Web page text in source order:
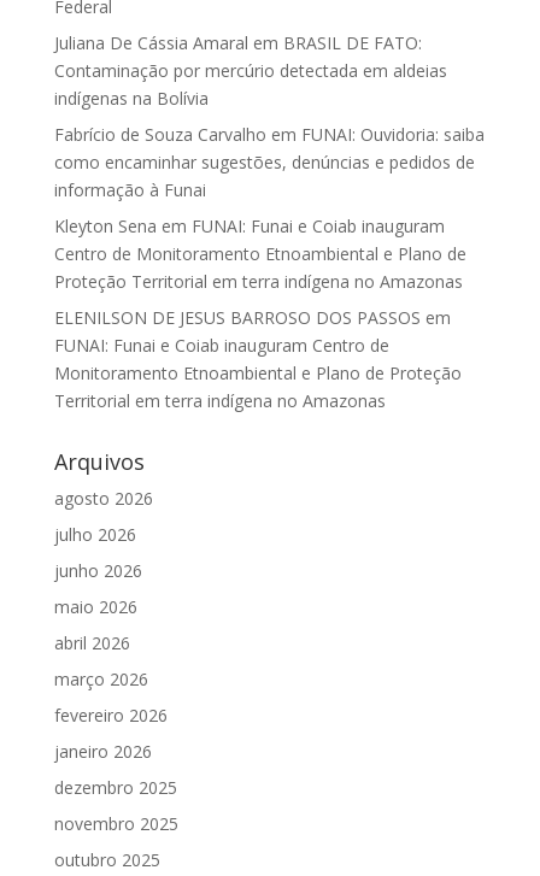
Federal
Juliana De Cássia Amaral em BRASIL DE FATO:
Contaminação por mercúrio detectada em aldeias
indígenas na Bolívia
Fabrício de Souza Carvalho em FUNAI: Ouvidoria: saiba
como encaminhar sugestões, denúncias e pedidos de
informação à Funai
Kleyton Sena em FUNAI: Funai e Coiab inauguram
Centro de Monitoramento Etnoambiental e Plano de
Proteção Territorial em terra indígena no Amazonas
ELENILSON DE JESUS BARROSO DOS PASSOS em
FUNAI: Funai e Coiab inauguram Centro de
Monitoramento Etnoambiental e Plano de Proteção
Territorial em terra indígena no Amazonas
Arquivos
agosto 2026
julho 2026
junho 2026
maio 2026
abril 2026
março 2026
fevereiro 2026
janeiro 2026
dezembro 2025
novembro 2025
outubro 2025